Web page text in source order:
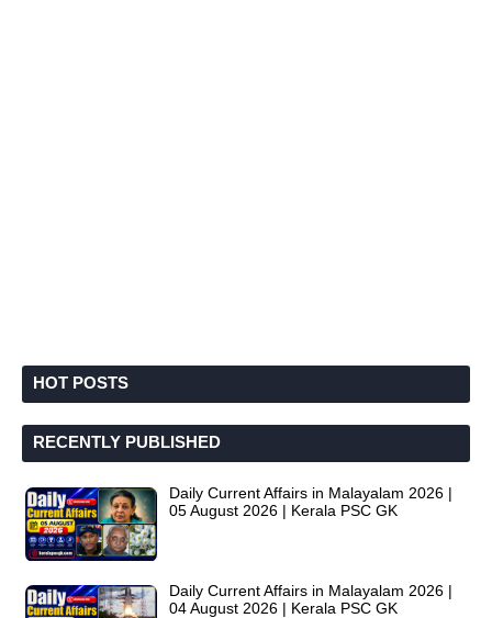
HOT POSTS
RECENTLY PUBLISHED
Daily Current Affairs in Malayalam 2026 |
05 August 2026 | Kerala PSC GK
Daily Current Affairs in Malayalam 2026 |
04 August 2026 | Kerala PSC GK